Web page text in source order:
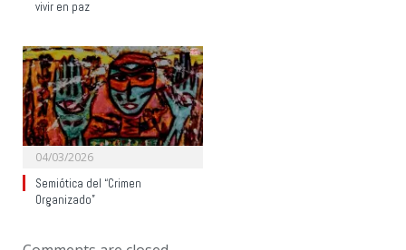
vivir en paz
04/03/2026
Semiótica del “Crimen
Organizado”